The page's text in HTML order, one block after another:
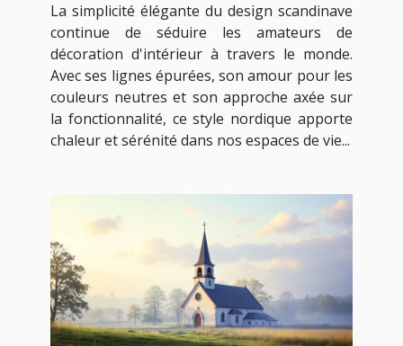
La simplicité élégante du design scandinave
continue de séduire les amateurs de
décoration d'intérieur à travers le monde.
Avec ses lignes épurées, son amour pour les
couleurs neutres et son approche axée sur
la fonctionnalité, ce style nordique apporte
chaleur et sérénité dans nos espaces de vie...